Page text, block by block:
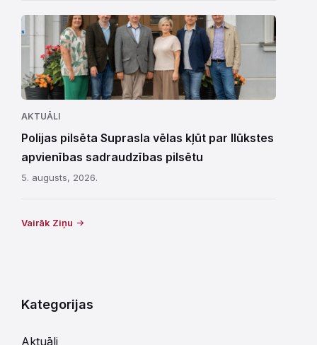
AKTUĀLI
Polijas pilsēta Suprasla vēlas kļūt par Ilūkstes
apvienības sadraudzības pilsētu
5. augusts, 2026.
Vairāk Ziņu
Kategorijas
Aktuāli